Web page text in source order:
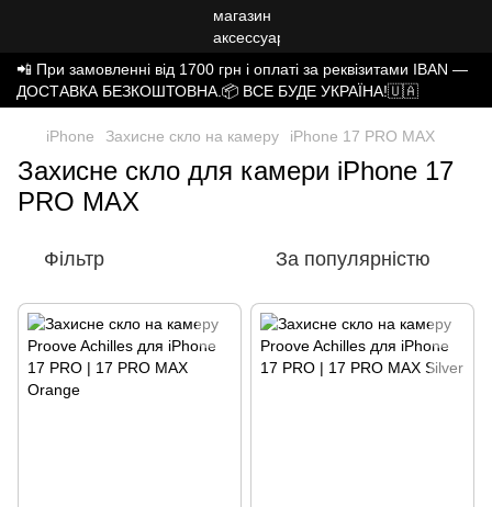
📲 При замовленні від 1700 грн і оплаті за реквізитами IBAN —
ДОСТАВКА БЕЗКОШТОВНА.📦 ВСЕ БУДЕ УКРАЇНА!🇺🇦
iPhone Захисне скло на камеру iPhone 17 PRO MAX
Захисне скло для камери iPhone 17
PRO MAX
Фільтр За популярністю